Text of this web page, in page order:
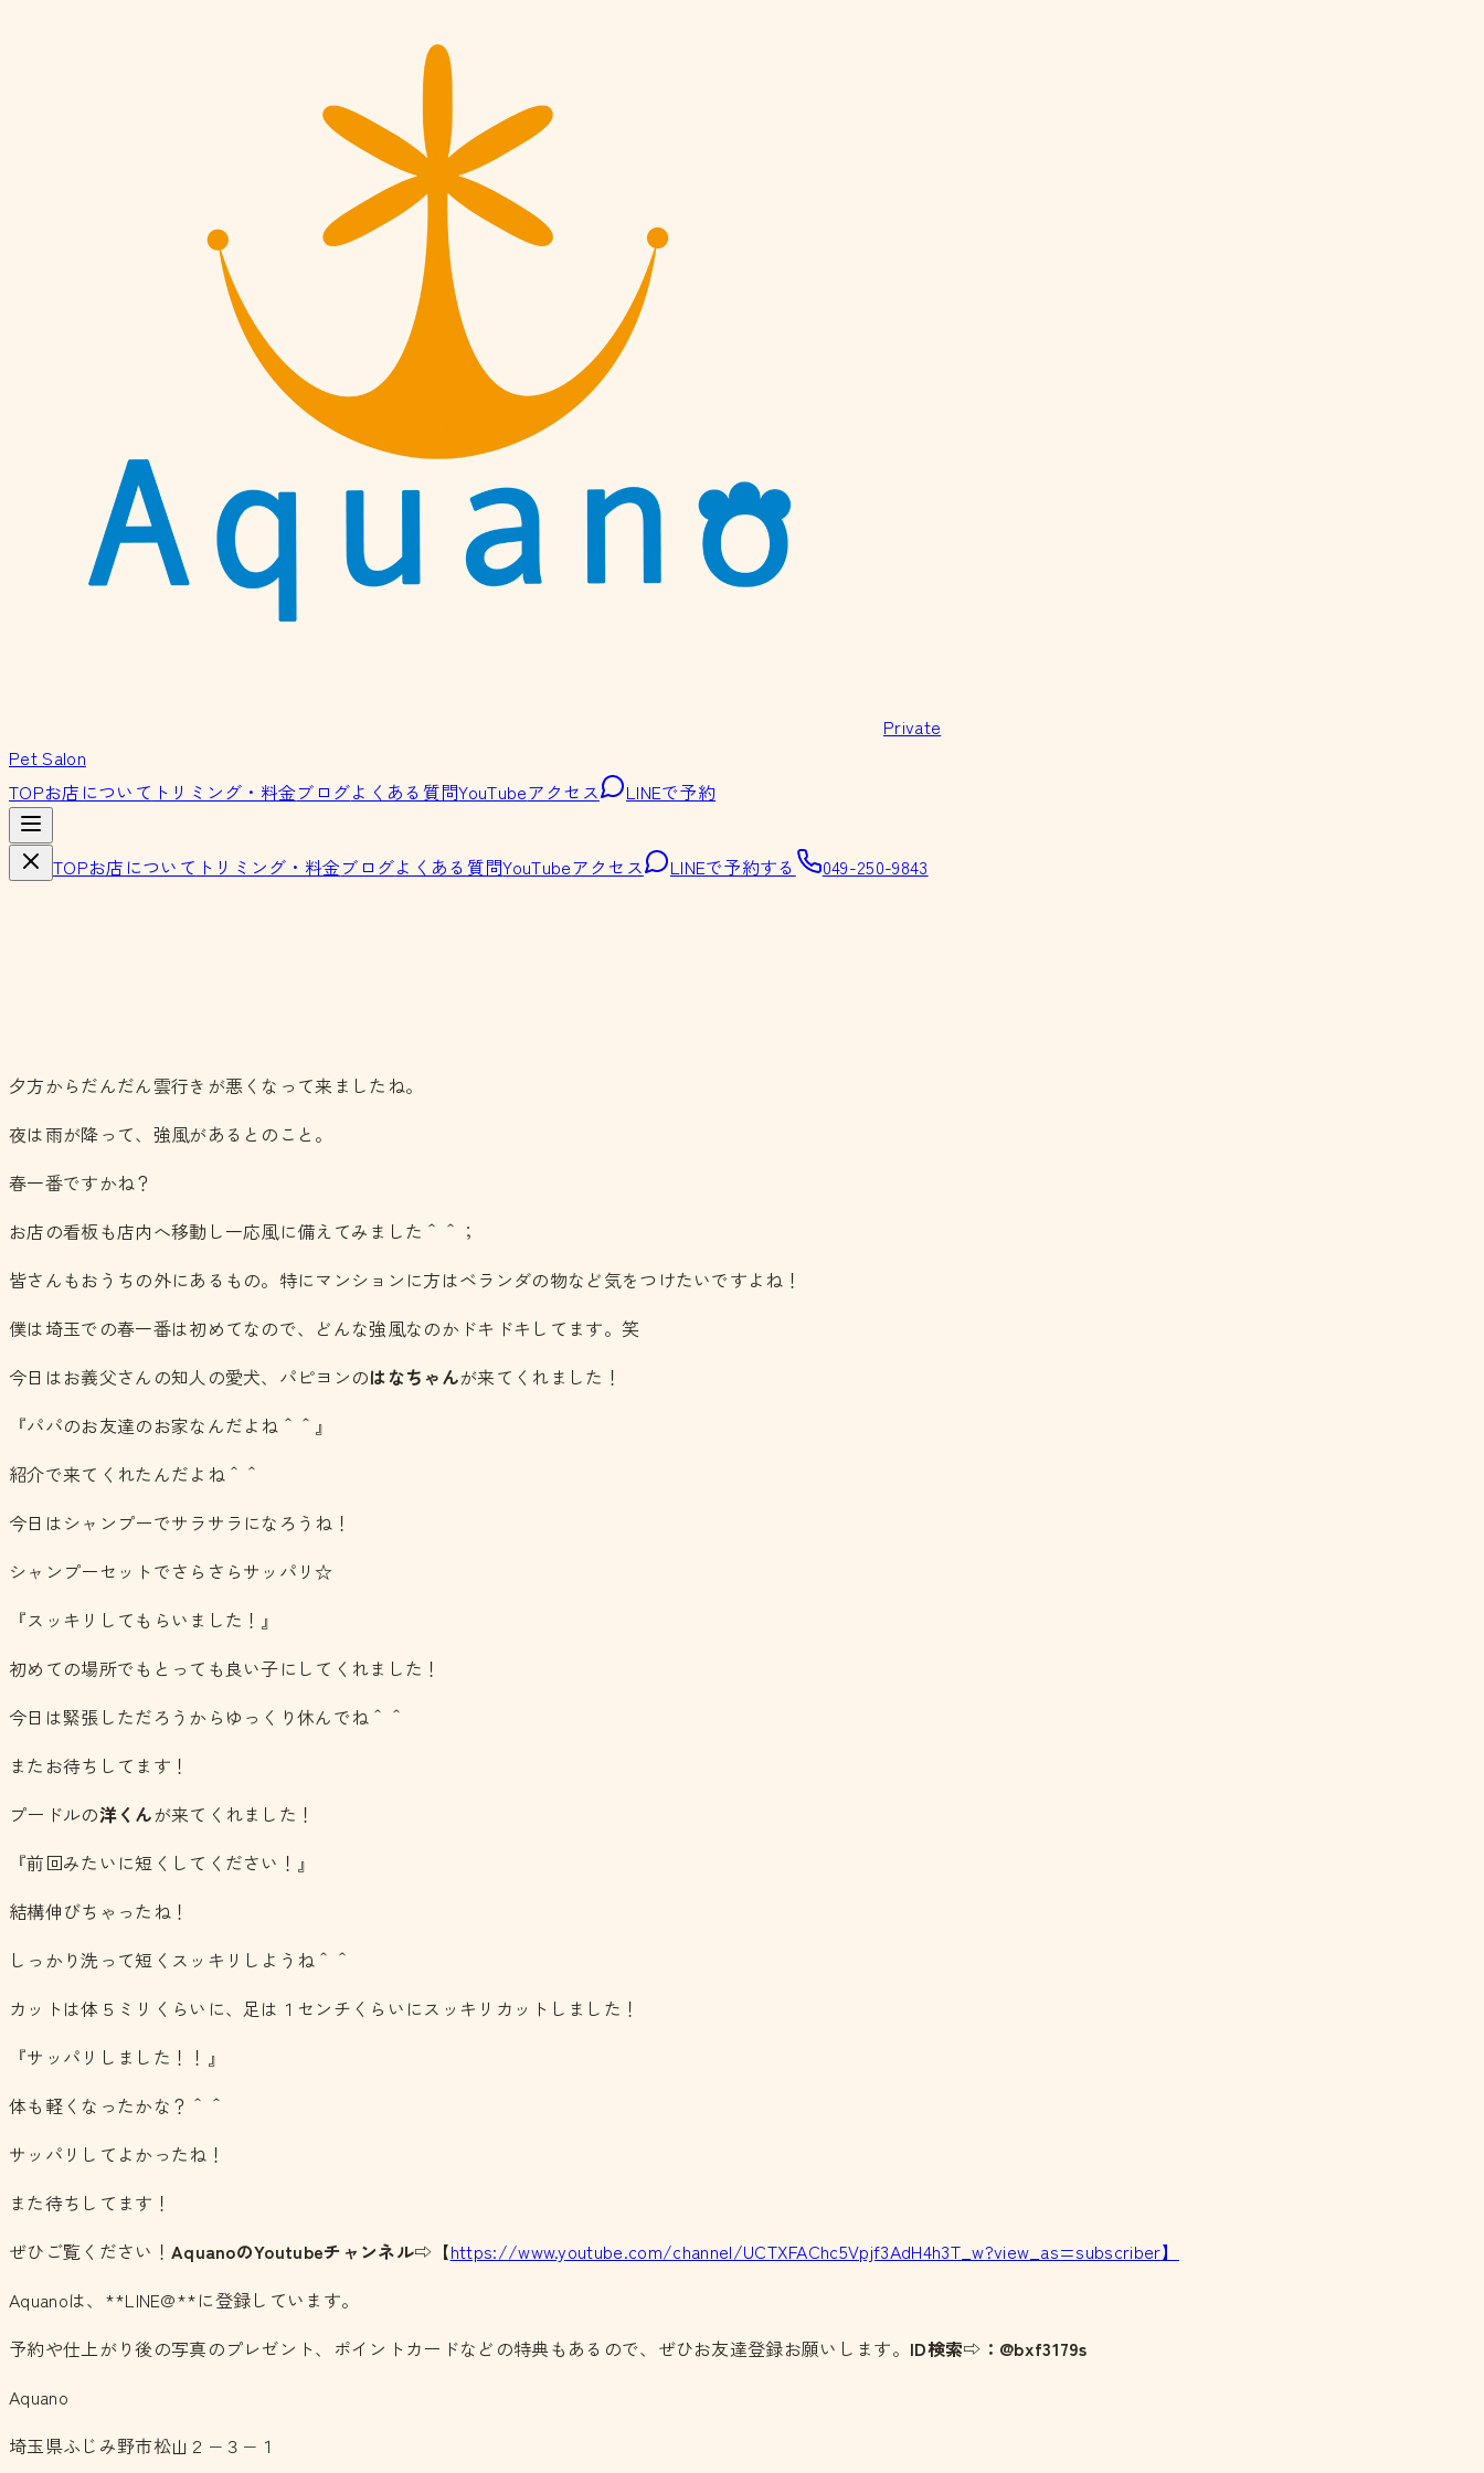
Private
Pet Salon
TOPお店について トリミング・料金ブログよくある質問YouTubeアクセス LINEで予約
TOPお店について トリミング・料金ブログよくある質問YouTubeアクセス LINEで予約する 049-250-9843
夕方からだんだん雲行きが悪くなって来ましたね。
夜は雨が降って、強風があるとのこと。
春一番ですかね？
お店の看板も店内へ移動し一応風に備えてみました＾＾；
皆さんもおうちの外にあるもの。特にマンションに方はベランダの物など気をつけたいですよね！
僕は埼玉での春一番は初めてなので、どんな強風なのかドキドキしてます。笑
今日はお義父さんの知人の愛犬、パピヨンのはなちゃんが来てくれました！
『パパのお友達のお家なんだよね＾＾』
紹介で来てくれたんだよね＾＾
今日はシャンプーでサラサラになろうね！
シャンプーセットでさらさらサッパリ☆
『スッキリしてもらいました！』
初めての場所でもとっても良い子にしてくれました！
今日は緊張しただろうからゆっくり休んでね＾＾
またお待ちしてます！
プードルの洋くんが来てくれました！
『前回みたいに短くしてください！』
結構伸びちゃったね！
しっかり洗って短くスッキリしようね＾＾
カットは体５ミリくらいに、足は１センチくらいにスッキリカットしました！
『サッパリしました！！』
体も軽くなったかな？＾＾
サッパリしてよかったね！
また待ちしてます！
ぜひご覧ください！ AquanoのYoutubeチャンネル⇨【https://www.youtube.com/channel/UCTXFAChc5Vpjf3AdH4h3T_w?view_as=subscriber】
Aquanoは、**LINE@**に登録しています。
予約や仕上がり後の写真のプレゼント、ポイントカードなどの特典もあるので、ぜひお友達登録お願いします。 ID検索⇨：@bxf3179s
Aquano
埼玉県ふじみ野市松山２−３−１